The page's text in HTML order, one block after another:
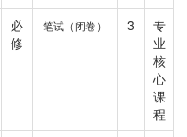
必
修
笔试（闭卷） 3
专
业
核
心
课
程